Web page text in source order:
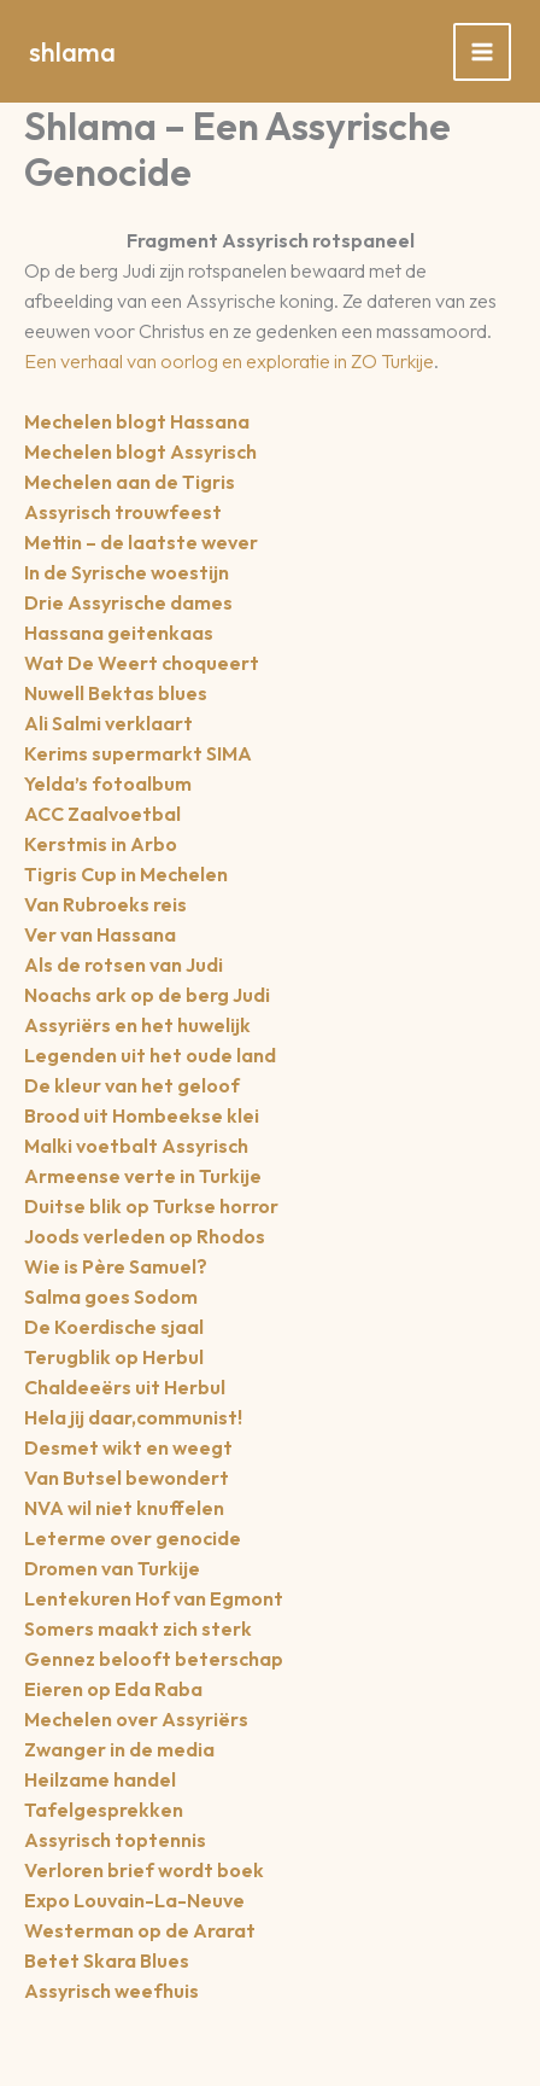
naar
inhoud
shlama
Shlama – Een Assyrische
Genocide
Fragment Assyrisch rotspaneel
Op de berg Judi zijn rotspanelen bewaard met de
afbeelding van een Assyrische koning. Ze dateren van zes
eeuwen voor Christus en ze gedenken een massamoord.
Een verhaal van oorlog en exploratie in ZO Turkije.
Mechelen blogt Hassana
Mechelen blogt Assyrisch
Mechelen aan de Tigris
Assyrisch trouwfeest
Mettin – de laatste wever
In de Syrische woestijn
Drie Assyrische dames
Hassana geitenkaas
Wat De Weert choqueert
Nuwell Bektas blues
Ali Salmi verklaart
Kerims supermarkt SIMA
Yelda’s fotoalbum
ACC Zaalvoetbal
Kerstmis in Arbo
Tigris Cup in Mechelen
Van Rubroeks reis
Ver van Hassana
Als de rotsen van Judi
Noachs ark op de berg Judi
Assyriërs en het huwelijk
Legenden uit het oude land
De kleur van het geloof
Brood uit Hombeekse klei
Malki voetbalt Assyrisch
Armeense verte in Turkije
Duitse blik op Turkse horror
Joods verleden op Rhodos
Wie is Père Samuel?
Salma goes Sodom
De Koerdische sjaal
Terugblik op Herbul
Chaldeeërs uit Herbul
Hela jij daar,communist!
Desmet wikt en weegt
Van Butsel bewondert
NVA wil niet knuffelen
Leterme over genocide
Dromen van Turkije
Lentekuren Hof van Egmont
Somers maakt zich sterk
Gennez belooft beterschap
Eieren op Eda Raba
Mechelen over Assyriërs
Zwanger in de media
Heilzame handel
Tafelgesprekken
Assyrisch toptennis
Verloren brief wordt boek
Expo Louvain-La-Neuve
Westerman op de Ararat
Betet Skara Blues
Assyrisch weefhuis